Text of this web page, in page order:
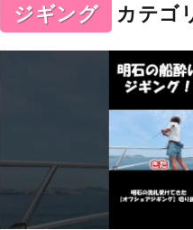
ジギング カテゴ